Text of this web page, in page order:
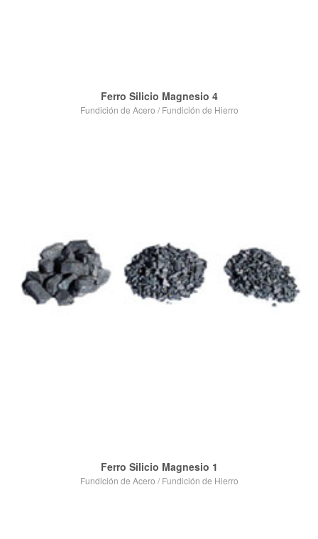
Ferro Silicio Magnesio 4
Fundición de Acero /Fundición de Hierro
Ferro Silicio Magnesio 1
Fundición de Acero /Fundición de Hierro